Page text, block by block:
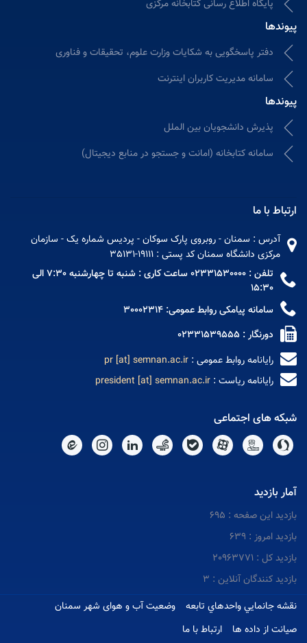
پایگاه اطلاع رسانی کتابخانه مرکزی
پیوندها
دفتر پاسخگویی به شکایات وزارت علوم، تحقیقات و فناوری
سامانه مدیریت کاربران اینترنت
پیوندها
پذیرش دانشجویان بین الملل
سامانه كتابخانه (امانت و جستجو در منابع دیجیتال)
ارتباط با ما
آدرس : سمنان - روبروی پارک سوکان - پردیس شماره یک - سازمان
مرکزی دانشگاه سمنان کد پستی : 19111-35131
تلفن : 02331530000 ساعت کاری : شنبه تا چهارشنبه 7:30 الی
15:30
سامانه پیامکی روابط عمومی: 30002314
دورنگار : 02331539555
رایانامه روابط عمومی : pr [at] semnan.ac.ir
رایانامه ریاست : president [at] semnan.ac.ir
شبکه های اجتماعی
آمار بازدید
بازدید این صفحه : 695
بازدید امروز : 639
بازدید کل : 20963771
بازدید کنندگان آنلاین : 3
وضعیت آب و هوای شهر سمنان
نقشه جانمايي واحدهاي تابعه
ارتباط با ما
صیانت از داده ها